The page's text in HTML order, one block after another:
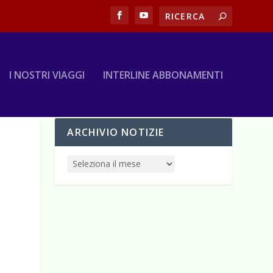
I NOSTRI VIAGGI INTERLINE ABBONAMENTI
ARCHIVIO NOTIZIE